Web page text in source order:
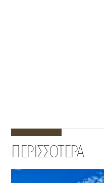
ΠΕΡΙΣΣΟΤΕΡΑ